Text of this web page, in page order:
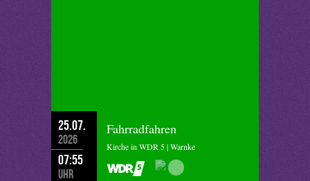
25.07.
2026
07:55
Uhr
Fahrradfahren
Kirche in WDR 5 | Warnke